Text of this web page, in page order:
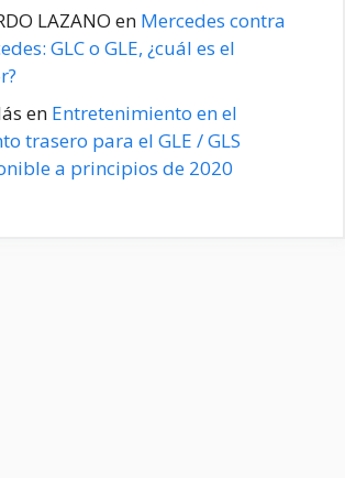
LAZANO en Mercedes contra
GLC o GLE, ¿cuál es el
en Entretenimiento en el
trasero para el GLE / GLS
a principios de 2020